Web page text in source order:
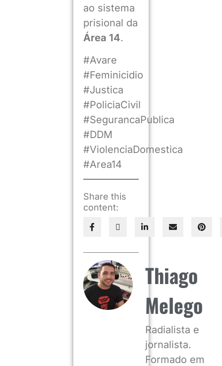
ao sistema
prisional da
Área 14.
#Avare
#Feminicidio
#Justica
#PoliciaCivil
#SegurancaPublica
#DDM
#ViolenciaDomestica
#Area14
Share this
content:
Thiago
Melego
Radialista e
jornalista.
Formado em